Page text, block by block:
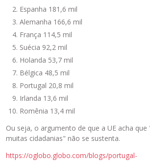
Espanha 181,6 mil
Alemanha 166,6 mil
França 114,5 mil
Suécia 92,2 mil
Holanda 53,7 mil
Bélgica 48,5 mil
Portugal 20,8 mil
Irlanda 13,6 mil
Romênia 13,4 mil
Ou seja, o argumento de que a UE acha
muitas cidadanias" não se sustenta.
https://oglobo.globo.com/blogs/portugal-